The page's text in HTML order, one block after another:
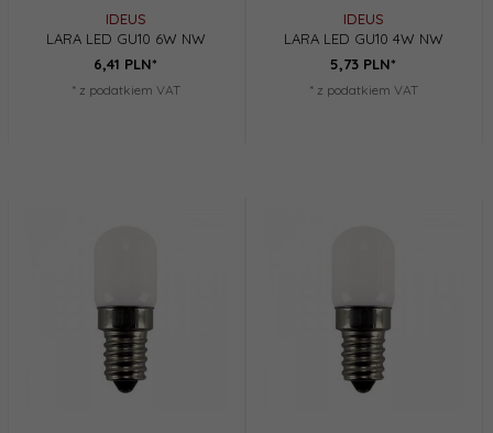
IDEUS
LARA LED GU10 6W NW
6,41 PLN*
* z podatkiem VAT
IDEUS
LARA LED GU10 4W NW
5,73 PLN*
* z podatkiem VAT